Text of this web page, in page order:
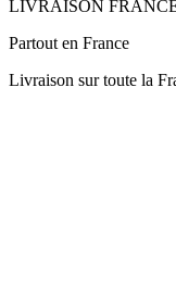
LIVRAISON
Partout en France
Livraison sur toute la